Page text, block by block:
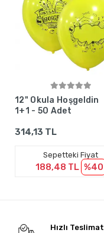
12" Okula Hoşgeldin
1+1 - 50 Adet
314,13 TL
Sepetteki Fiyat
188,48 TL %40
Hızlı Teslimat